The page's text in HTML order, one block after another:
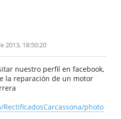
2013, 18:50:20
nuestro perfil en facebook,
la reparación de un motor
photo